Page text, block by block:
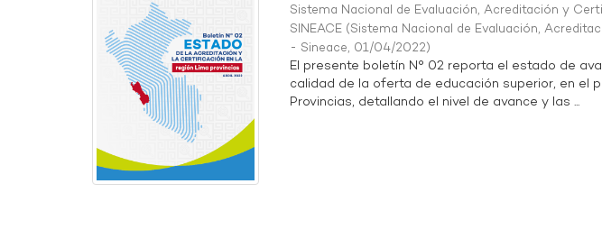
Sistema Nacional de Evaluación, Acreditación y
SINEACE (Sistema Nacional de Evaluación,
- Sineace, 01/04/2022)
El presente boletín N° 02 reporta el estado de
calidad de la oferta de educación superior, en el
Provincias, detallando el nivel de avance y las ...